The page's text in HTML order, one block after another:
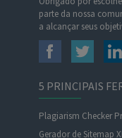
parte da nossa
a alcançar seus
5 PRINCIPAIS
Plagiarism Checker
Gerador de Sitemap